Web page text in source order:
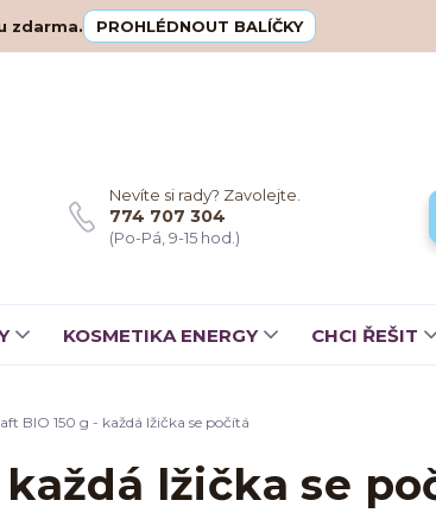
zdarma. PROHLÉDNOUT BALÍČKY
Nevíte si rady? Zavolejte.
774 707 304
(Po-Pá, 9-15 hod.)
KOSMETIKA ENERGY CHCI ŘEŠIT
BIO 150 g - každá lžička se počítá
lžička se